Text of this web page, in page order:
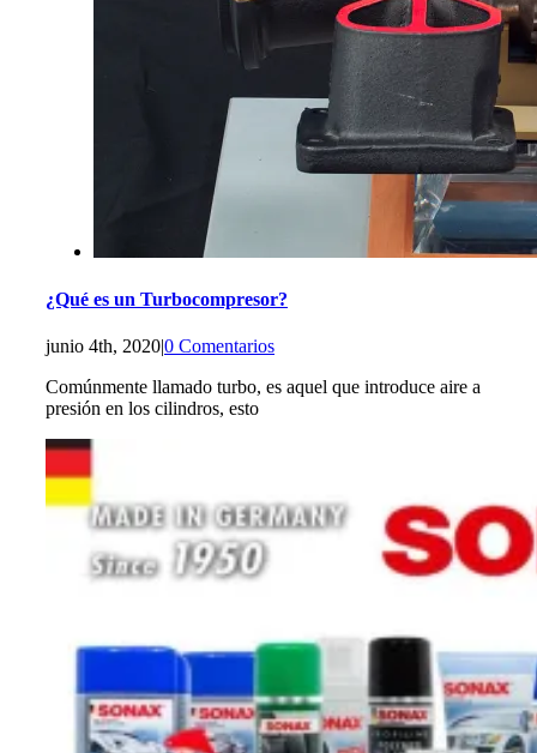
¿Qué es un Turbocompresor?
junio 4th, 2020|0 Comentarios
Comúnmente llamado turbo, es aquel que introduce aire a
presión en los cilindros, esto